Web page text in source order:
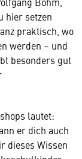
hier setzen
praktisch, wo
werden – und
besonders gut
lautet:
er dich auch
dieses Wissen